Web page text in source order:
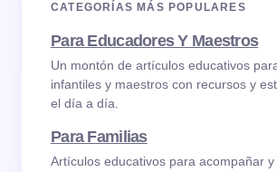
CATEGORÍAS MÁS POPULARES
Para Educadores Y Maestros
Un montón de artículos educativos
infantiles y maestros con recursos y
el día a día.
Para Familias
Artículos educativos para acompañar